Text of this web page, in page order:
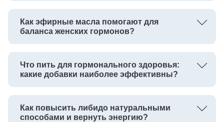
Как эфирные масла помогают для
баланса женских гормонов?
Что пить для гормонального здоровья:
какие добавки наиболее эффективны?
Как повысить либидо натуральными
способами и вернуть энергию?